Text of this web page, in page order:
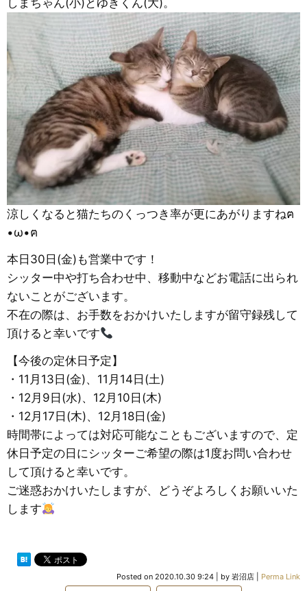
涼しくなると猫たちのくっつき率が更にあがりますねฅ
•ω•ฅ
本日30日(金)も営業中です！
シッター中や打ち合わせ中、移動中などお電話に出られ
ないことがございます。
不在の際は、お手数をおかけいたしますが留守録残して
頂けると幸いです
【今後の定休日予定】
・11月13日(金)、11月14日(土)
・12月9日(水)、12月10日(木)
・12月17日(木)、12月18日(金)
時間帯によっては対応可能なこともございますので、定
休日予定の日にシッターご希望の際は1度お問い合わせ
して頂けると幸いです。
ご迷惑おかけいたしますが、どうぞよろしくお願いいた
します
Posted on 2020.10.30 9:24 by 岩沼店 Perma Link